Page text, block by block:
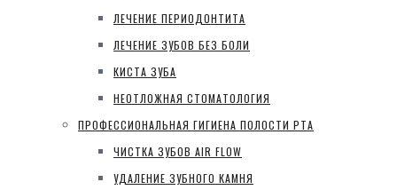
ЛЕЧЕНИЕ ПЕРИОДОНТИТА
ЛЕЧЕНИЕ ЗУБОВ БЕЗ БОЛИ
КИСТА ЗУБА
НЕОТЛОЖНАЯ СТОМАТОЛОГИЯ
ПРОФЕССИОНАЛЬНАЯ ГИГИЕНА ПОЛОСТИ РТА
ЧИСТКА ЗУБОВ AIR FLOW
УДАЛЕНИЕ ЗУБНОГО КАМНЯ